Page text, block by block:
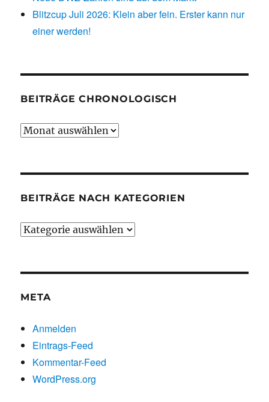
Blitzcup Juli 2026: Klein aber fein. Erster kann nur
einer werden!
BEITRÄGE CHRONOLOGISCH
Beiträge
BEITRÄGE NACH KATEGORIEN
Beiträge
META
Anmelden
Eintrags-Feed
Kommentar-Feed
WordPress.org